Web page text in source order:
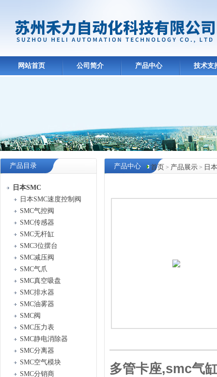
网站首页 公司简介 产品中心 技术支
产品目录
日本SMC
日本SMC速度控制阀
SMC气控阀
SMC传感器
SMC无杆缸
SMC3位摆台
SMC减压阀
SMC气爪
SMC真空吸盘
SMC排水器
SMC油雾器
SMC阀
SMC压力表
SMC静电消除器
SMC分离器
SMC空气模块
SMC分销商
首页 > 产品展示 > 日
产品中心
多管卡座,smc气